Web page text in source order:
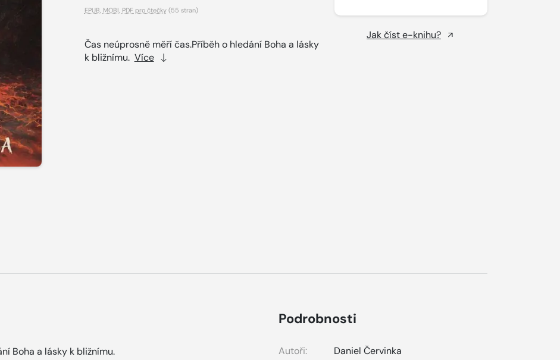
EPUB MOBI PDF pro čtečky(55 stran)
Čas neúprosně měří čas.Příběh o hledání Boha a lásky
k bližnímu. Více
Jak číst e-knihu?
Boha a lásky k bližnímu.
Podrobnosti
Autoři:
Daniel Červinka